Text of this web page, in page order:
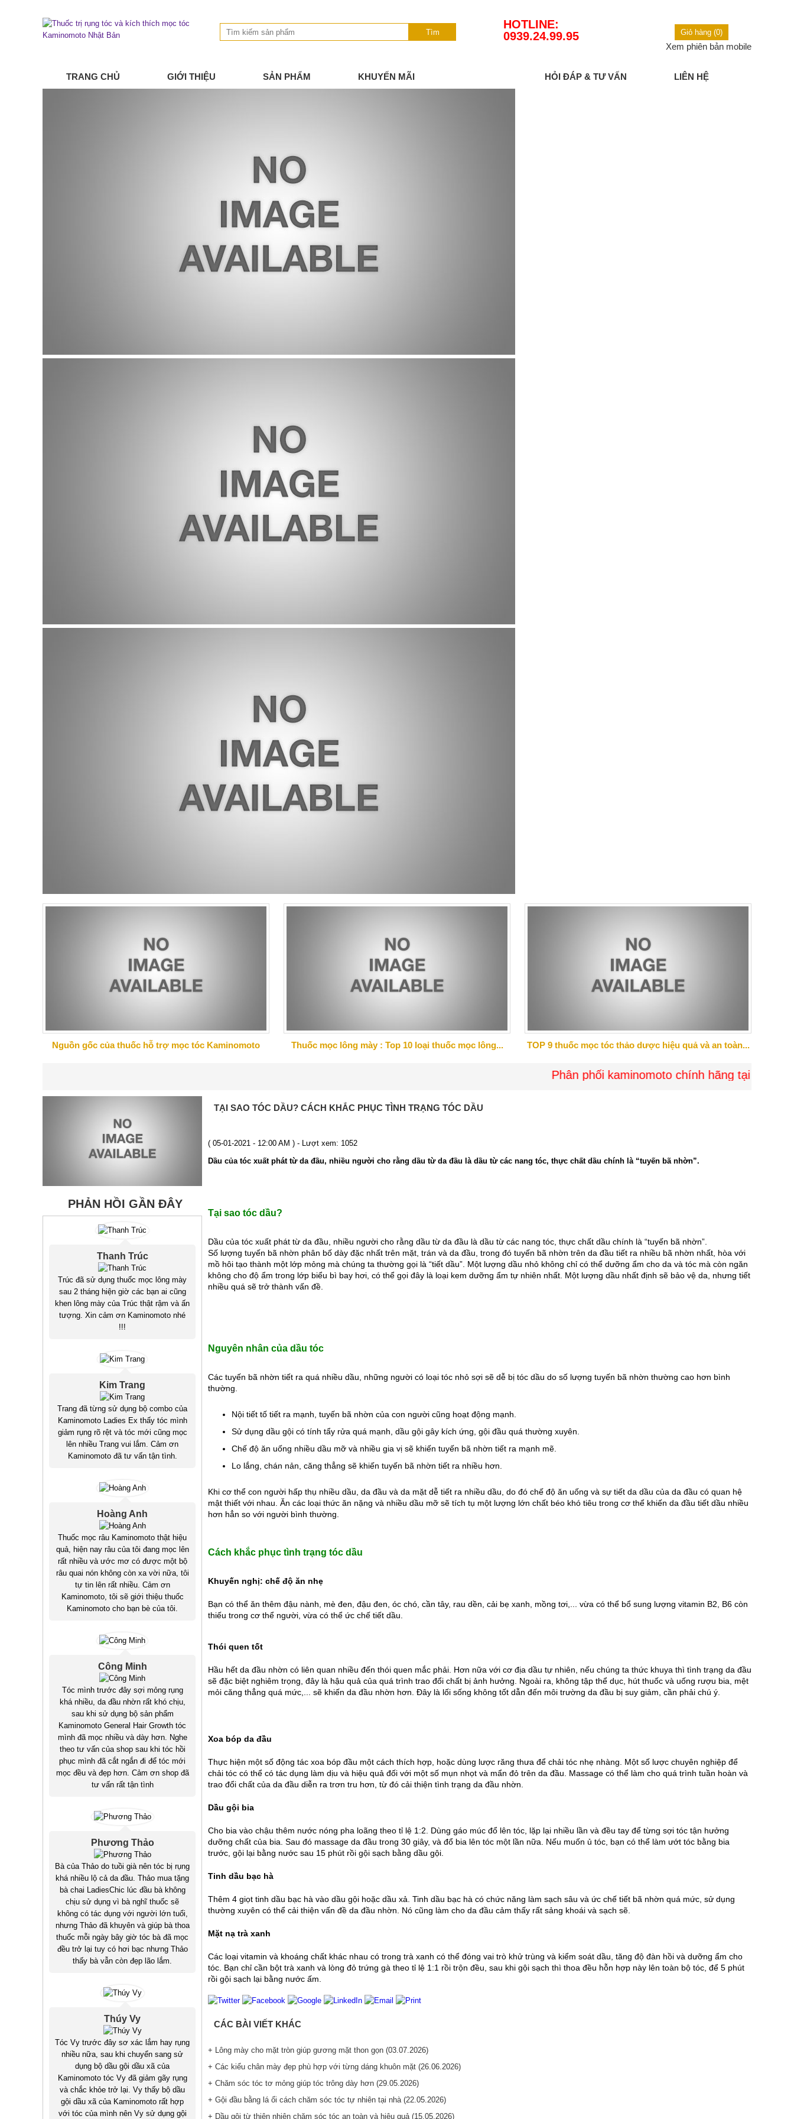
Tìm
HOTLINE:
0939.24.99.95
Giỏ hàng (0)
Xem phiên bản mobile
TRANG CHỦ GIỚI THIỆU SẢN PHẨM KHUYẾN MÃI HỎI ĐÁP & TƯ VẤN LIÊN HỆ
Nguồn gốc của thuốc hỗ trợ mọc tóc Kaminomoto Thuốc mọc lông mày : Top 10 loại thuốc mọc lông... TOP 9 thuốc mọc tóc thảo dược hiệu quả và an toàn...
Phân phối kaminomoto chính hãng tại Việt
PHẢN HỒI GẦN ĐÂY
Thanh Trúc
Trúc đã sử dụng thuốc mọc lông mày
sau 2 tháng hiện giờ các bạn ai cũng
khen lông mày của Trúc thật rậm và ấn
tượng. Xin cảm ơn Kaminomoto nhé
!!!
Kim Trang
Trang đã từng sử dụng bộ combo của
Kaminomoto Ladies Ex thấy tóc mình
giảm rụng rõ rệt và tóc mới cũng mọc
lên nhiều Trang vui lắm. Cảm ơn
Kaminomoto đã tư vấn tận tình.
Hoàng Anh
Thuốc mọc râu Kaminomoto thật hiệu
quả, hiện nay râu của tôi đang mọc lên
rất nhiều và ước mơ có được một bộ
râu quai nón không còn xa vời nữa, tôi
tự tin lên rất nhiều. Cảm ơn
Kaminomoto, tôi sẽ giới thiệu thuốc
Kaminomoto cho bạn bè của tôi.
Công Minh
Tóc mình trước đây sợi mỏng rụng
khá nhiều, da đầu nhờn rất khó chịu,
sau khi sử dụng bộ sản phẩm
Kaminomoto General Hair Growth tóc
mình đã mọc nhiều và dày hơn. Nghe
theo tư vấn của shop sau khi tóc hồi
phục mình đã cắt ngắn đi để tóc mới
mọc đều và đẹp hơn. Cảm ơn shop đã
tư vấn rất tận tình
Phương Thảo
Bà của Thảo do tuồi già nên tóc bị rụng
khá nhiều lộ cả da đầu. Thảo mua tặng
bà chai LadiesChic lúc đầu bà không
chịu sử dụng vì bà nghĩ thuốc sẽ
không có tác dụng với người lớn tuổi,
nhưng Thảo đã khuyên và giúp bà thoa
thuốc mỗi ngày bây giờ tóc bà đã mọc
đều trở lại tuy có hơi bạc nhưng Thảo
thấy bà vẫn còn đẹp lão lắm.
Thúy Vy
Tóc Vy trước đây sơ xác lắm hay rụng
nhiều nữa, sau khi chuyển sang sử
dụng bộ dầu gội dầu xã của
Kaminomoto tóc Vy đã giảm gãy rụng
và chắc khỏe trở lại. Vy thấy bộ dầu
gội dầu xã của Kaminomoto rất hợp
với tóc của mình nên Vy sử dụng gội
TẠI SAO TÓC DẦU? CÁCH KHẮC PHỤC TÌNH TRẠNG TÓC DẦU
( 05-01-2021 - 12:00 AM ) - Lượt xem: 1052
Dầu của tóc xuất phát từ da đầu, nhiều người cho rằng dầu từ da đầu là dầu từ các nang tóc, thực chất dầu chính là “tuyến bã nhờn”.
Tại sao tóc dầu?
Dầu của tóc xuất phát từ da đầu, nhiều người cho rằng dầu từ da đầu là dầu từ các nang tóc, thực chất dầu chính là “tuyến bã nhờn”.
Số lượng tuyến bã nhờn phân bố dày đặc nhất trên mặt, trán và da đầu, trong đó tuyến bã nhờn trên da đầu tiết ra nhiều bã nhờn nhất, hòa với
mồ hôi tạo thành một lớp mỏng mà chúng ta thường gọi là “tiết dầu”. Một lượng dầu nhỏ không chỉ có thể dưỡng ẩm cho da và tóc mà còn ngăn
không cho độ ẩm trong lớp biểu bì bay hơi, có thể gọi đây là loại kem dưỡng ẩm tự nhiên nhất. Một lượng dầu nhất định sẽ bảo vệ da, nhưng tiết
nhiều quá sẽ trở thành vấn đề.
Nguyên nhân của dầu tóc
Các tuyến bã nhờn tiết ra quá nhiều dầu, những người có loại tóc nhỏ sợi sẽ dễ bị tóc dầu do số lượng tuyến bã nhờn thường cao hơn bình
thường.
Nội tiết tố tiết ra mạnh, tuyến bã nhờn của con người cũng hoạt động mạnh.
Sử dụng dầu gội có tính tẩy rửa quá mạnh, dầu gội gây kích ứng, gội đầu quá thường xuyên.
Chế độ ăn uống nhiều dầu mỡ và nhiều gia vị sẽ khiến tuyến bã nhờn tiết ra mạnh mẽ.
Lo lắng, chán nản, căng thẳng sẽ khiến tuyến bã nhờn tiết ra nhiều hơn.
Khi cơ thể con người hấp thụ nhiều dầu, da đầu và da mặt dễ tiết ra nhiều dầu, do đó chế độ ăn uống và sự tiết da dầu của da đầu có quan hệ
mật thiết với nhau. Ăn các loại thức ăn nặng và nhiều dầu mỡ sẽ tích tụ một lượng lớn chất béo khó tiêu trong cơ thể khiến da đầu tiết dầu nhiều
hơn hẳn so với người bình thường.
Cách khắc phục tình trạng tóc dầu
Khuyến nghị: chế độ ăn nhẹ
Bạn có thể ăn thêm đậu nành, mè đen, đậu đen, óc chó, cần tây, rau dền, cải bẹ xanh, mồng tơi,... vừa có thể bổ sung lượng vitamin B2, B6 còn
thiếu trong cơ thể người, vừa có thể ức chế tiết dầu.
Thói quen tốt
Hầu hết da đầu nhờn có liên quan nhiều đến thói quen mắc phải. Hơn nữa với cơ địa dầu tự nhiên, nếu chúng ta thức khuya thì tình trạng da đầu
sẽ đặc biệt nghiêm trọng, đây là hậu quả của quá trình trao đổi chất bị ảnh hưởng. Ngoài ra, không tập thể dục, hút thuốc và uống rượu bia, mệt
mỏi căng thẳng quá mức,... sẽ khiến da đầu nhờn hơn. Đây là lối sống không tốt dẫn đến môi trường da đầu bị suy giảm, cần phải chú ý.
Xoa bóp da đầu
Thực hiện một số động tác xoa bóp đầu một cách thích hợp, hoặc dùng lược răng thưa để chải tóc nhẹ nhàng. Một số lược chuyên nghiệp để
chải tóc có thể có tác dụng làm dịu và hiệu quả đối với một số mụn nhọt và mẩn đỏ trên da đầu. Massage có thể làm cho quá trình tuần hoàn và
trao đổi chất của da đầu diễn ra trơn tru hơn, từ đó cải thiện tình trạng da đầu nhờn.
Dầu gội bia
Cho bia vào chậu thêm nước nóng pha loãng theo tỉ lệ 1:2. Dùng gáo múc đổ lên tóc, lặp lại nhiều lần và đều tay để từng sợi tóc tận hưởng
dưỡng chất của bia. Sau đó massage da đầu trong 30 giây, và đổ bia lên tóc một lần nữa. Nếu muốn ủ tóc, bạn có thể làm ướt tóc bằng bia
trước, gội lại bằng nước sau 15 phút rồi gội sạch bằng dầu gội.
Tinh dầu bạc hà
Thêm 4 giọt tinh dầu bạc hà vào dầu gội hoặc dầu xả. Tinh dầu bạc hà có chức năng làm sạch sâu và ức chế tiết bã nhờn quá mức, sử dụng
thường xuyên có thể cải thiện vấn đề da đầu nhờn. Nó cũng làm cho da đầu cảm thấy rất sảng khoái và sạch sẽ.
Mặt nạ trà xanh
Các loại vitamin và khoáng chất khác nhau có trong trà xanh có thể đóng vai trò khử trùng và kiểm soát dầu, tăng độ đàn hồi và dưỡng ẩm cho
tóc. Bạn chỉ cần bột trà xanh và lòng đỏ trứng gà theo tỉ lệ 1:1 rồi trộn đều, sau khi gội sạch thì thoa đều hỗn hợp này lên toàn bộ tóc, để 5 phút
rồi gội sạch lại bằng nước ấm.
CÁC BÀI VIẾT KHÁC
+ Lông mày cho mặt tròn giúp gương mặt thon gọn (03.07.2026)
+ Các kiểu chân mày đẹp phù hợp với từng dáng khuôn mặt (26.06.2026)
+ Chăm sóc tóc tơ mỏng giúp tóc trông dày hơn (29.05.2026)
+ Gội đầu bằng lá ổi cách chăm sóc tóc tự nhiên tại nhà (22.05.2026)
+ Dầu gội từ thiên nhiên chăm sóc tóc an toàn và hiệu quả (15.05.2026)